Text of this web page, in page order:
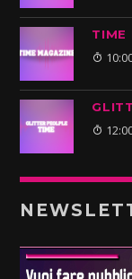
TIME